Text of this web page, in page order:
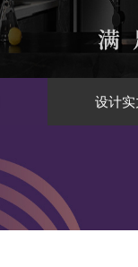
设计